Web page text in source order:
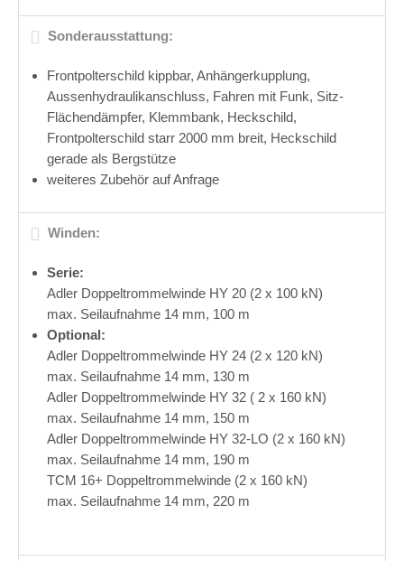
Sonderausstattung:
Frontpolterschild kippbar, Anhängerkupplung,
Aussenhydraulik­anschluss, Fahren mit Funk, Sitz-
Flächendämpfer, Klemmbank, Heckschild,
Frontpolterschild starr 2000 mm breit, Heckschild
gerade als Bergstütze
weiteres Zubehör auf Anfrage
Winden:
Serie:
Adler Doppeltrommelwinde HY 20 (2 x 100 kN)
max. Seilaufnahme 14 mm, 100 m
Optional:
Adler Doppeltrommelwinde HY 24 (2 x 120 kN)
max. Seilaufnahme 14 mm, 130 m
Adler Doppeltrommelwinde HY 32 ( 2 x 160 kN)
max. Seilaufnahme 14 mm, 150 m
Adler Doppeltrommelwinde HY 32-LO (2 x 160 kN)
max. Seilaufnahme 14 mm, 190 m
TCM 16+ Doppeltrommelwinde (2 x 160 kN)
max. Seilaufnahme 14 mm, 220 m